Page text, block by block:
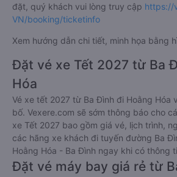
đặt, quý khách vui lòng truy cập https://
VN/booking/ticketinfo
Xem hướng dẫn chi tiết, minh họa bằng
Đặt vé xe Tết 2027 từ Ba
Hóa
Vé xe tết 2027 từ Ba Đình đi Hoằng Hóa
bố. Vexere.com sẽ sớm thông báo cho
xe Tết 2027 bao gồm giá vé, lịch trình,
các hãng xe khách đi tuyến đường Ba
Hoằng Hóa - Ba Đình ngay khi có thông
Đặt vé máy bay giá rẻ từ